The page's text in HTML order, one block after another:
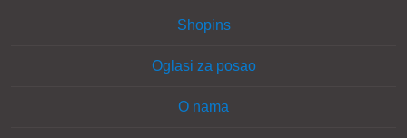
Shopins
Oglasi za posao
O nama